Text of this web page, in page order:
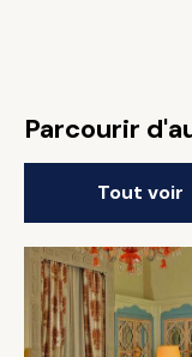
Parcourir
Tout voir